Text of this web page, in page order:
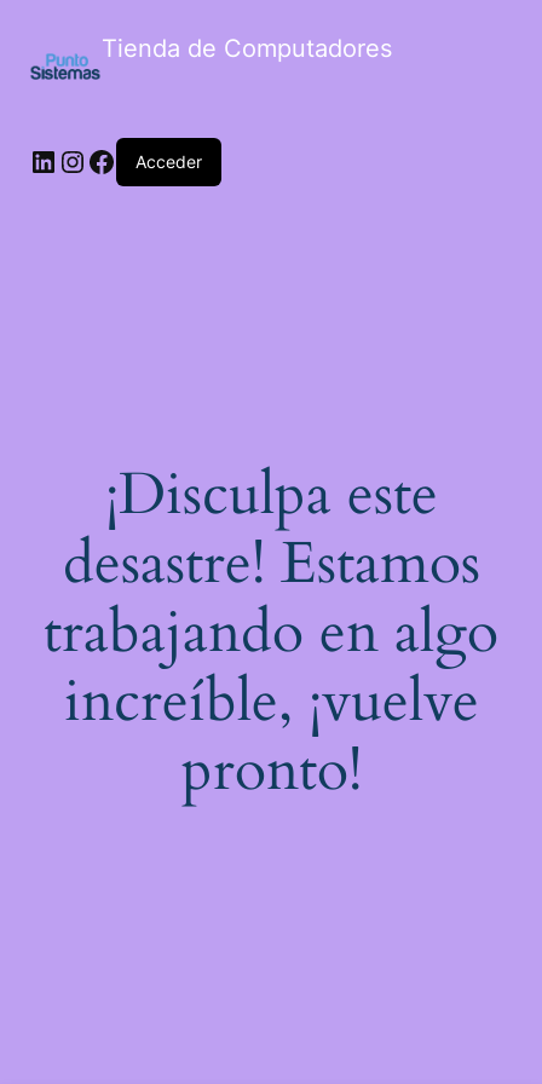
Tienda de Computadores
Acceder
¡Disculpa este
desastre! Estamos
trabajando en algo
increíble, ¡vuelve
pronto!